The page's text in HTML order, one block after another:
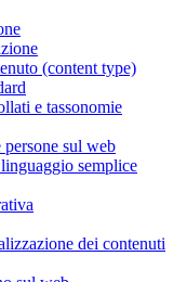
(content type)
e tassonomie
sul web
semplice
dei contenuti